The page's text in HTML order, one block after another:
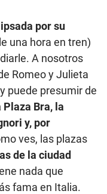
por su
una hora en tren)
A nosotros
Romeo y Julieta
puede presumir de
Bra, la
y, por
ves, las plazas
de la ciudad
nada que
fama en Italia.